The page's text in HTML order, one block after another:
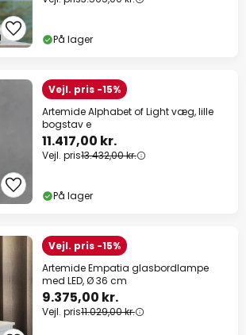
På lager
Vejl. pris -15%
Artemide Alphabet of Light væg, lille
bogstav e
11.417,00 kr.
Vejl. pris13.432,00 kr.
På lager
Vejl. pris -15%
Artemide Empatia glasbordlampe
med LED, Ø 36 cm
9.375,00 kr.
Vejl. pris11.029,00 kr.